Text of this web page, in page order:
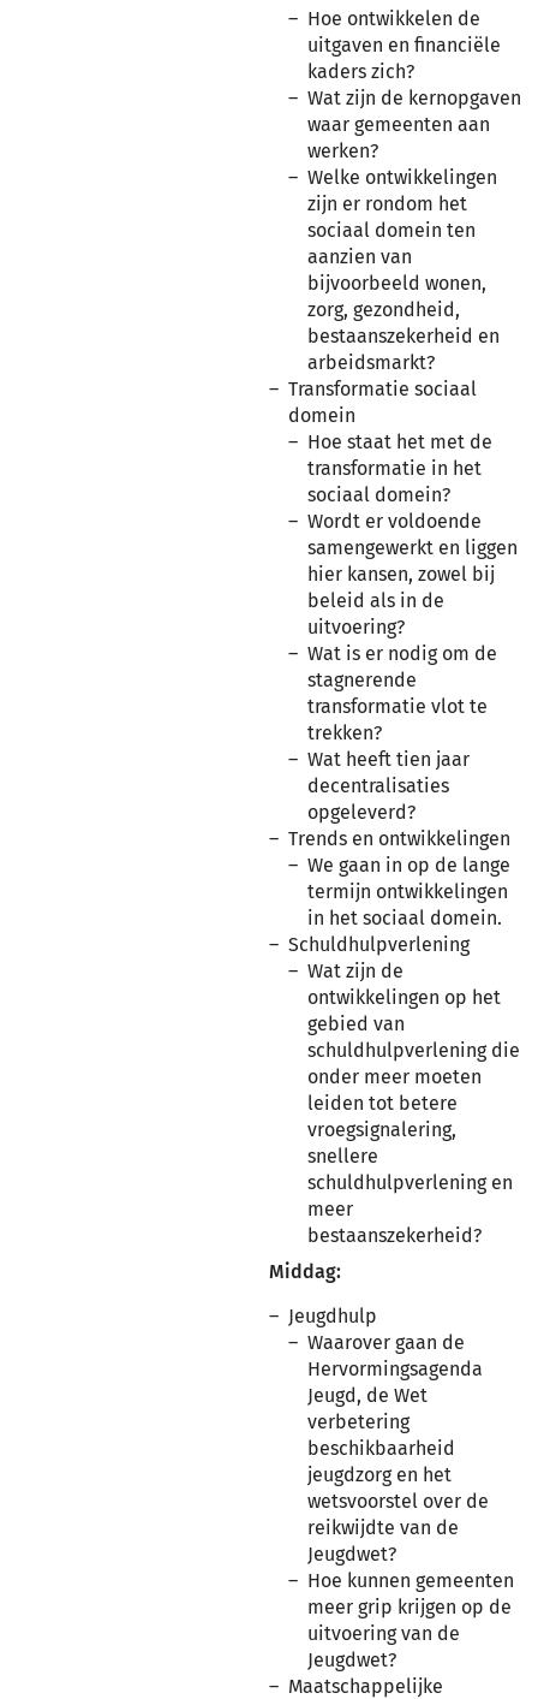
Hoe ontwikkelen de
uitgaven en financiële
kaders zich?
Wat zijn de kernopgaven
waar gemeenten aan
werken?
Welke ontwikkelingen
zijn er rondom het
sociaal domein ten
aanzien van
bijvoorbeeld wonen,
zorg, gezondheid,
bestaanszekerheid en
arbeidsmarkt?
Transformatie sociaal
domein
Hoe staat het met de
transformatie in het
sociaal domein?
Wordt er voldoende
samengewerkt en liggen
hier kansen, zowel bij
beleid als in de
uitvoering?
Wat is er nodig om de
stagnerende
transformatie vlot te
trekken?
Wat heeft tien jaar
decentralisaties
opgeleverd?
Trends en ontwikkelingen
We gaan in op de lange
termijn ontwikkelingen
in het sociaal domein.
Schuldhulpverlening
Wat zijn de
ontwikkelingen op het
gebied van
schuldhulpverlening die
onder meer moeten
leiden tot betere
vroegsignalering,
snellere
schuldhulpverlening en
meer
bestaanszekerheid?
Middag:
Jeugdhulp
Waarover gaan de
Hervormingsagenda
Jeugd, de Wet
verbetering
beschikbaarheid
jeugdzorg en het
wetsvoorstel over de
reikwijdte van de
Jeugdwet?
Hoe kunnen gemeenten
meer grip krijgen op de
uitvoering van de
Jeugdwet?
Maatschappelijke